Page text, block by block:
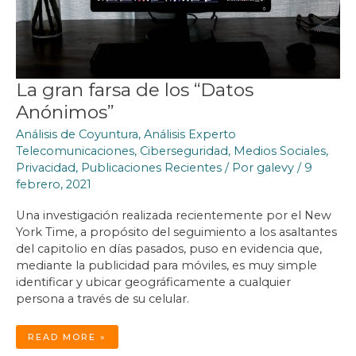
La gran farsa de los “Datos
Anónimos”
Análisis de Coyuntura, Análisis Experto
Telecomunicaciones, Ciberseguridad, Medios Sociales,
Privacidad, Publicaciones Recientes / Por galevy / 9
febrero, 2021
Una investigación realizada recientemente por el New
York Time, a propósito del seguimiento a los asaltantes
del capitolio en días pasados, puso en evidencia que,
mediante la publicidad para móviles, es muy simple
identificar y ubicar geográficamente a cualquier
persona a través de su celular.
LA
GRAN
FARSA
READ MORE »